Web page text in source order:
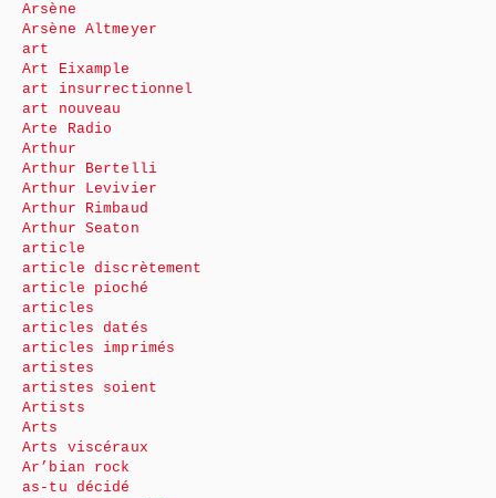
Arsène
Arsène Altmeyer
art
Art Eixample
art insurrectionnel
art nouveau
Arte Radio
Arthur
Arthur Bertelli
Arthur Levivier
Arthur Rimbaud
Arthur Seaton
article
article discrètement
article pioché
articles
articles datés
articles imprimés
artistes
artistes soient
Artists
Arts
Arts viscéraux
Ar’bian rock
as-tu décidé